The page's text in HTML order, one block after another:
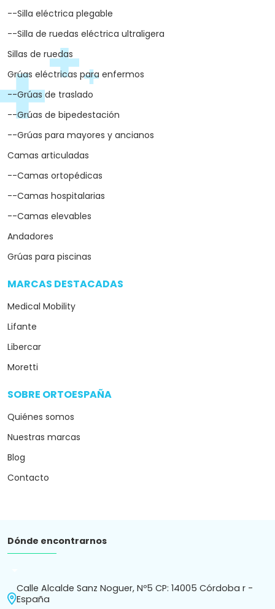
--Silla eléctrica plegable
--Silla de ruedas eléctrica ultraligera
Sillas de ruedas
Grúas eléctricas para enfermos
--Grúas de traslado
--Grúas de bipedestación
--Grúas para mayores y ancianos
Camas articuladas
--Camas ortopédicas
--Camas hospitalarias
--Camas elevables
Andadores
Grúas para piscinas
MARCAS DESTACADAS
Medical Mobility
Lifante
Libercar
Moretti
SOBRE ORTOESPAÑA
Quiénes somos
Nuestras marcas
Blog
Contacto
Dónde encontrarnos
Calle Alcalde Sanz Noguer, Nº5 CP: 14005 Córdoba r -
España